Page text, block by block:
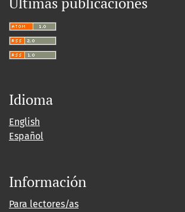
Idioma
English
Español
Información
Para lectores/as